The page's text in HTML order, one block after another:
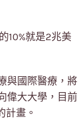
10%就是2兆美
與國際醫療，將
偉大大學，目前
計畫。